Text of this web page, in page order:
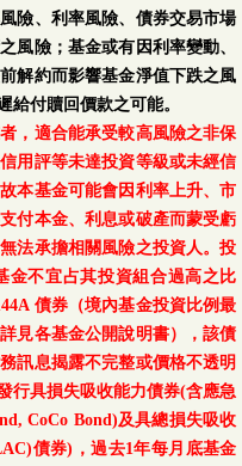
險、利率風險、債券交易市場
風險；基金或有因利率變動、
解約而影響基金淨值下跌之風
給付贖回價款之可能。
，適合能承受較高風險之非保
用評等未達投資等級或未經信
本基金可能會因利率上升、市
付本金、利息或破產而蒙受虧
法承擔相關風險之投資人。投
金不宜占其投資組合過高之比
債券（境內基金投資比例最
見各基金公開說明書），該債
訊息揭露不完整或價格不透明
行具損失吸收能力債券(含應急
CoCo Bond)及具總損失吸收
債券)，過去1年每月底基金